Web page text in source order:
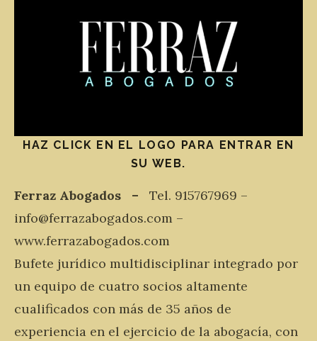
HAZ CLICK EN EL LOGO PARA ENTRAR EN
SU WEB.
Ferraz Abogados – Tel. 915767969 –
info@ferrazabogados.com –
www.ferrazabogados.com
Bufete jurídico multidisciplinar integrado por
un equipo de cuatro socios altamente
cualificados con más de 35 años de
experiencia en el ejercicio de la abogacía, con